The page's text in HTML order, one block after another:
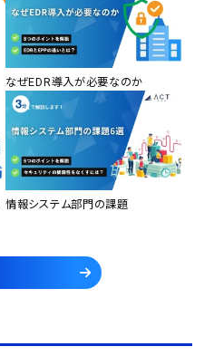
なぜEDR導入が必要なのか
情報システム部門の課題